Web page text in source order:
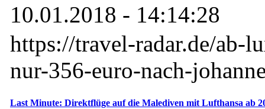
10.01.2018 - 14:14:28
https://travel-radar.de/ab-
nur-356-euro-nach-
Last Minute: Direktflüge auf die Malediven mit Lufthansa ab